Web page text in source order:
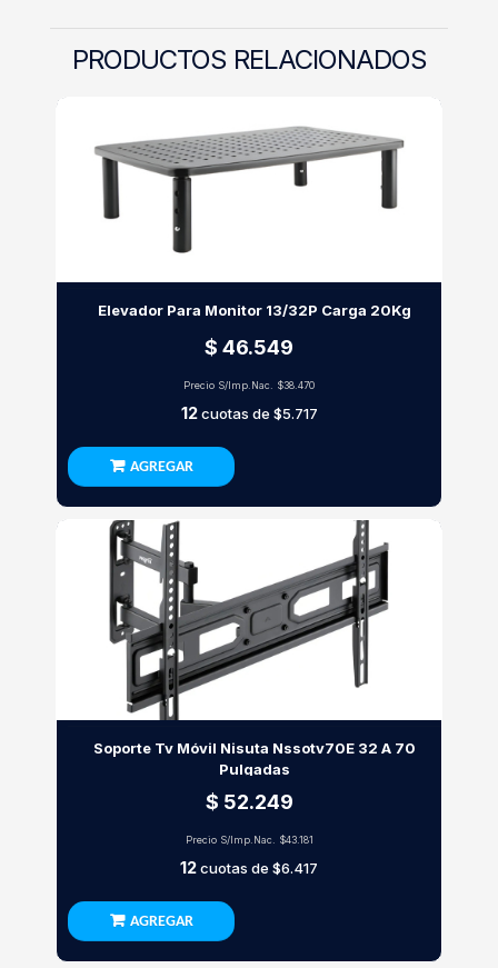
PRODUCTOS RELACIONADOS
Elevador Para Monitor 13/32P Carga 20Kg
$ 46.549
Precio S/Imp.Nac. $38.470
12cuotas de $5.717
AGREGAR
Soporte Tv Móvil Nisuta Nssotv70E 32 A 70
Pulgadas
$ 52.249
Precio S/Imp.Nac. $43.181
12cuotas de $6.417
AGREGAR